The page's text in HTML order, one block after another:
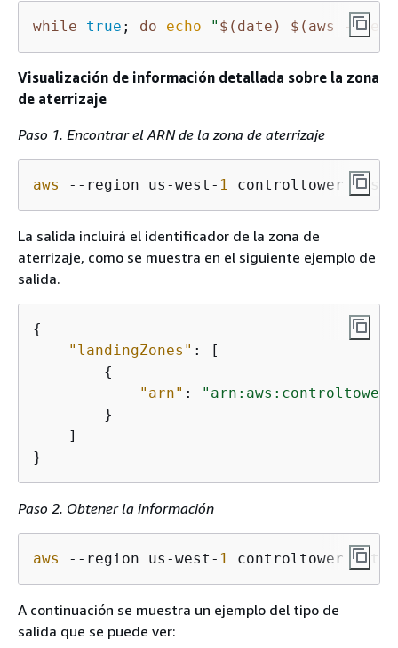
while true ; do echo " $(date) $(aws --
Visualización de información detallada sobre la zona
de aterrizaje
Paso 1. Encontrar el ARN de la zona de aterrizaje
aws --region us-west- 1 controltower list-
La salida incluirá el identificador de la zona de
aterrizaje, como se muestra en el siguiente ejemplo de
salida.
{
"landingZones" : [
{
"arn" :
        }
    ]
}
Paso 2. Obtener la información
aws --region us-west- 1 controltower get-
A continuación se muestra un ejemplo del tipo de
salida que se puede ver: